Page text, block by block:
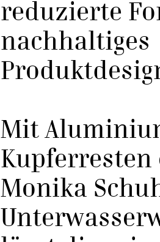
reduzierte
nachhaltiges
Mit
Monika